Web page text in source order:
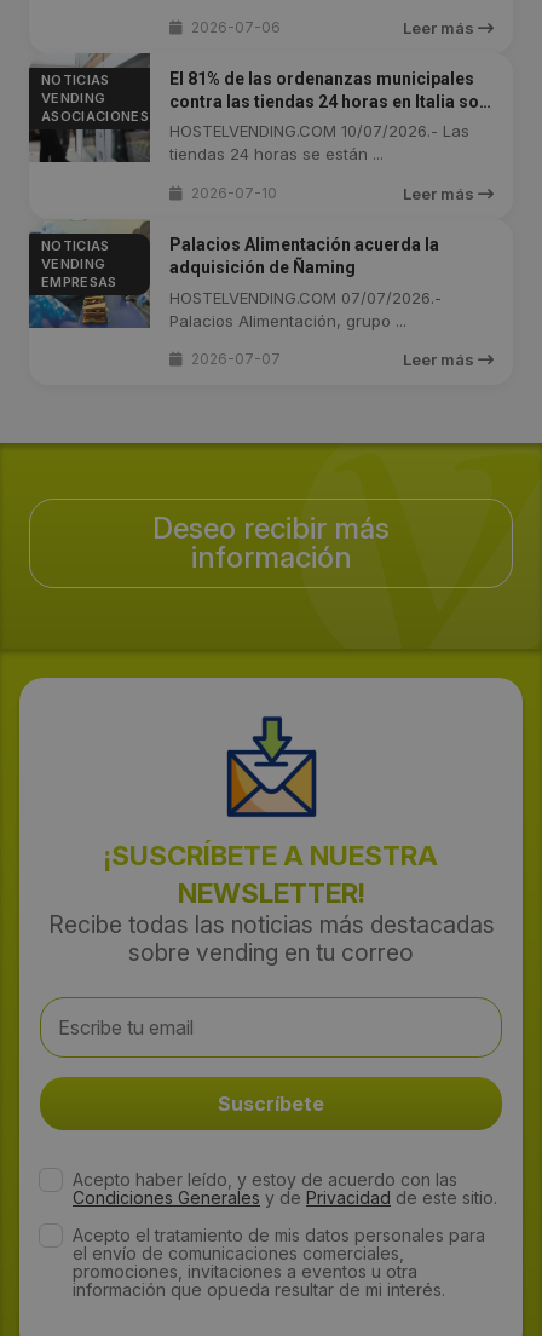
2026-07-06 Leer más
NOTICIAS
VENDING
ASOCIACIONES
El 81% de las ordenanzas municipales
contra las tiendas 24 horas en Italia son
desestimadas
HOSTELVENDING.COM 10/07/2026.- Las
tiendas 24 horas se están ...
2026-07-10 Leer más
NOTICIAS
VENDING
EMPRESAS
Palacios Alimentación acuerda la
adquisición de Ñaming
HOSTELVENDING.COM 07/07/2026.-
Palacios Alimentación, grupo ...
2026-07-07 Leer más
Deseo recibir más
información
¡SUSCRÍBETE A NUESTRA
NEWSLETTER!
Recibe todas las noticias más destacadas
sobre vending en tu correo
Acepto haber leído, y estoy de acuerdo con las
Condiciones Generales y de Privacidad de este sitio.
Acepto el tratamiento de mis datos personales para
el envío de comunicaciones comerciales,
promociones, invitaciones a eventos u otra
información que opueda resultar de mi interés.